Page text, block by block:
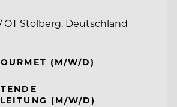
OT Stolberg, Deutschland
(M/W/D)
(M/W/D)